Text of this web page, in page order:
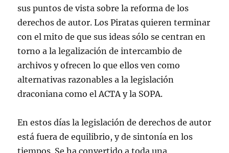
sus puntos de vista sobre la reforma de los
derechos de autor. Los Piratas quieren terminar
con el mito de que sus ideas sólo se centran en
torno a la legalización de intercambio de
archivos y ofrecen lo que ellos ven como
alternativas razonables a la legislación
draconiana como el ACTA y la SOPA.
En estos días la legislación de derechos de autor
está fuera de equilibrio, y de sintonía en los